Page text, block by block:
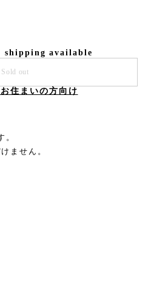
available
Sold out
住まいの方向け
。
ません。